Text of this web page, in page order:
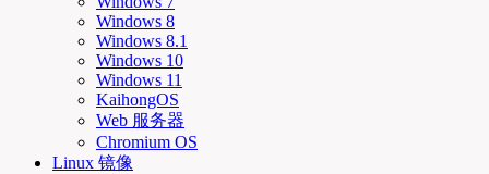
Windows 8
Windows 8.1
Windows 10
Windows 11
KaihongOS
Web 服务器
Chromium OS
Linux 镜像